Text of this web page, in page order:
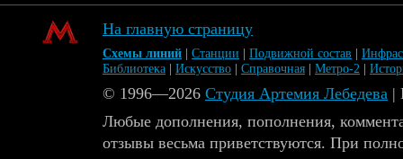
На главную страницу
Схемы линий Станции Подвижной состав
Библиотека
Искусство Справочная Метро-2
© 1996—2026 Студия Артемия Лебедева |
Любые дополнения, пополнения,
отзывы весьма приветствуются. При